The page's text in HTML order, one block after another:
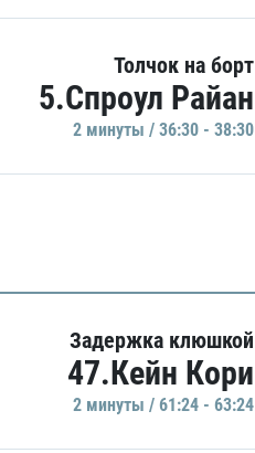
Толчок на борт
5.Спроул Райан
2 минуты / 36:30 - 38:30
Задержка клюшкой
47.Кейн Кори
2 минуты / 61:24 - 63:24